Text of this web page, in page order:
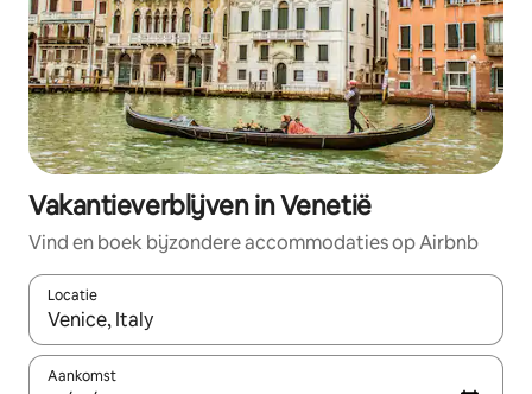
Vakantieverblijven in Venetië
Vind en boek bijzondere accommodaties op Airbnb
Locatie
Wanneer er resultaten beschikbaar zijn, maak je een keuze
Aankomst